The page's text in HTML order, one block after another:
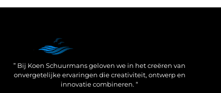
” Bij Koen Schuurmans geloven we in het creëren van
onvergetelijke ervaringen die creativiteit, ontwerp en
innovatie combineren. “